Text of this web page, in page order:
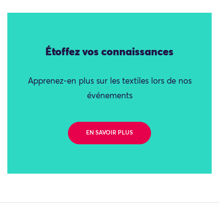
Étoffez vos connaissances
Apprenez-en plus sur les textiles lors de nos
événements
EN SAVOIR PLUS